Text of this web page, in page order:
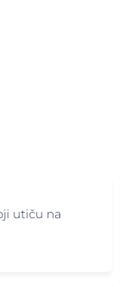
utiču na